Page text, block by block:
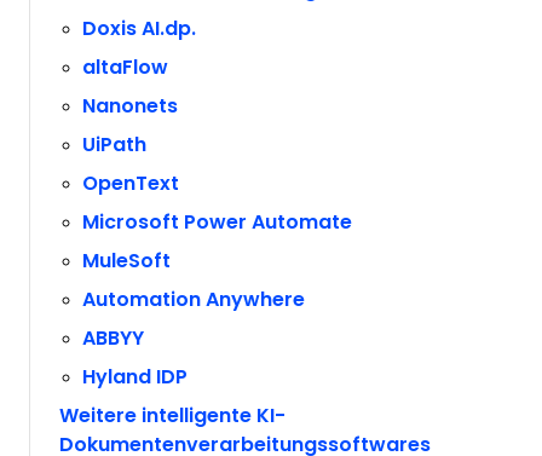
Doxis AI.dp.
altaFlow
Nanonets
UiPath
OpenText
Microsoft Power Automate
MuleSoft
Automation Anywhere
ABBYY
Hyland IDP
Weitere intelligente KI-
Dokumentenverarbeitungssoftwares